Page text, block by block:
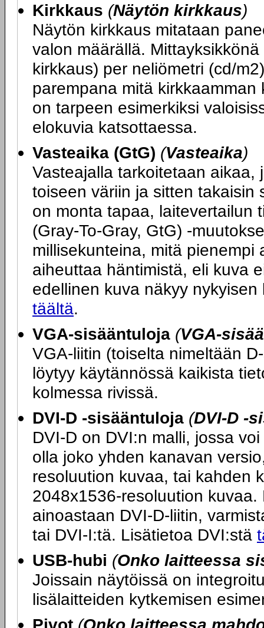
Kirkkaus (Näytön kirkkaus)
Näytön kirkkaus mitataan
valon määrällä.
kirkkaus) per neliömetri (cd/
parempana mitä
on tarpeen esimerkiksi
elokuvia katsottaessa.
Vasteaika (GtG) (Vasteaika)
Vasteajalla tarkoitetaan aikaa,
toiseen väriin ja sitten takaisin
on monta tapaa, laitevertailun
(Gray-To-Gray, GtG) -
millisekunteina, mitä
aiheuttaa häntimistä, eli kuva
edellinen kuva näkyy
täältä.
VGA-sisääntuloja (VGA-
VGA-liitin (toiselta nimeltään
löytyy käytännössä kaikista
kolmessa rivissä.
DVI-D -sisääntuloja (DVI-D -
DVI-D on DVI:n malli, jossa
olla joko yhden kanavan
resoluution kuvaa, tai kahden
2048x1536-resoluution
ainoastaan DVI-D-liitin,
tai DVI-I:tä. Lisätietoa DVI:stä
USB-hubi (Onko laitteessa
Joissain näytöissä on
lisälaitteiden kytkemisen